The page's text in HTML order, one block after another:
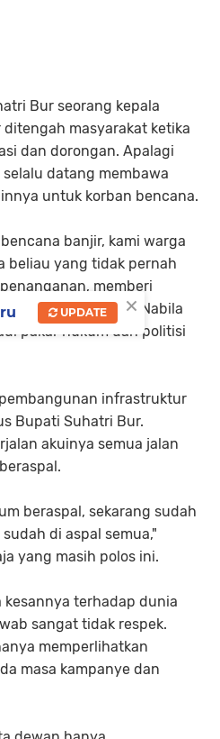
Bur seorang kepala
masyarakat ketika
dan dorongan. Apalagi
datang membawa
untuk korban bencana.
banjir, kami warga
beliau yang tidak pernah
memberi
evakuasi," sebut Nabila
pakar hukum dan politisi
infrastruktur
Bupati Suhatri Bur.
akuinya semua jalan
beraspal, sekarang sudah
di aspal semua,"
yang masih polos ini.
terhadap dunia
sangat tidak respek.
memperlihatkan
masa kampanye dan
×
UPDATE